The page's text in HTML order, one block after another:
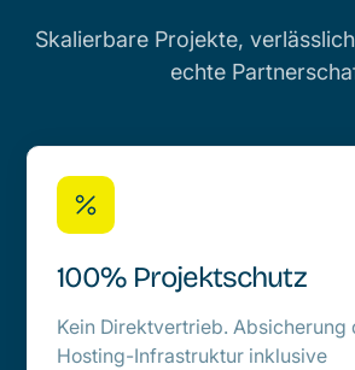
Skalierbare Projekte,
echte
100% Projektschutz
Kein Direktvertrieb. Absicherung
Hosting-Infrastruktur inklusive